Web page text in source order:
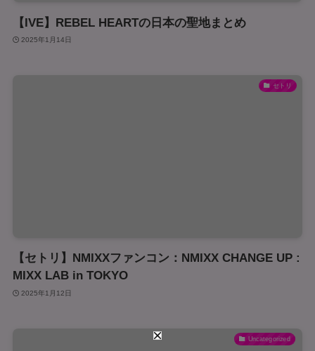
【IVE】REBEL HEARTの日本の聖地まとめ
2025年1月14日
セトリ
【セトリ】NMIXXファンコン：NMIXX CHANGE UP :
MIXX LAB in TOKYO
2025年1月12日
Uncategorized